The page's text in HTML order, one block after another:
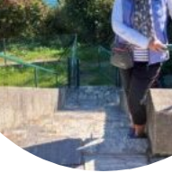
entdecken
entdecken
Kombireisen
Last Minute